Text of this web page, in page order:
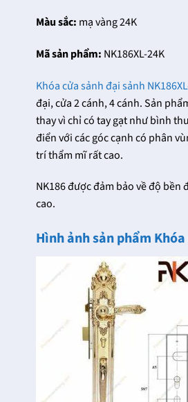
Màu sắc: mạ vàng 24K
Mã sản phẩm: NK186XL-24K
Khóa cửa sảnh đại sảnh
đại, cửa 2 cánh, 4 cánh. Sản
thay vì chỉ có tay gạt như bình
điển với các góc cạnh có phân
trí thẩm mĩ rất cao.
NK186 được đảm bảo về độ
cao.
Hình ảnh sản phẩm